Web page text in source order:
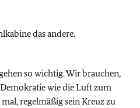
das andere.
so wichtig. Wir brauchen,
wie die Luft zum
regelmäßig sein Kreuz zu